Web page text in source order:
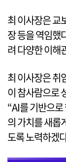
최 이사장은 교
장 등을 역임했
려 다양한 이해
최 이사장은 취
이 참사람으로
“AI를 기반으
의 가치를 새롭
도록 노력하겠